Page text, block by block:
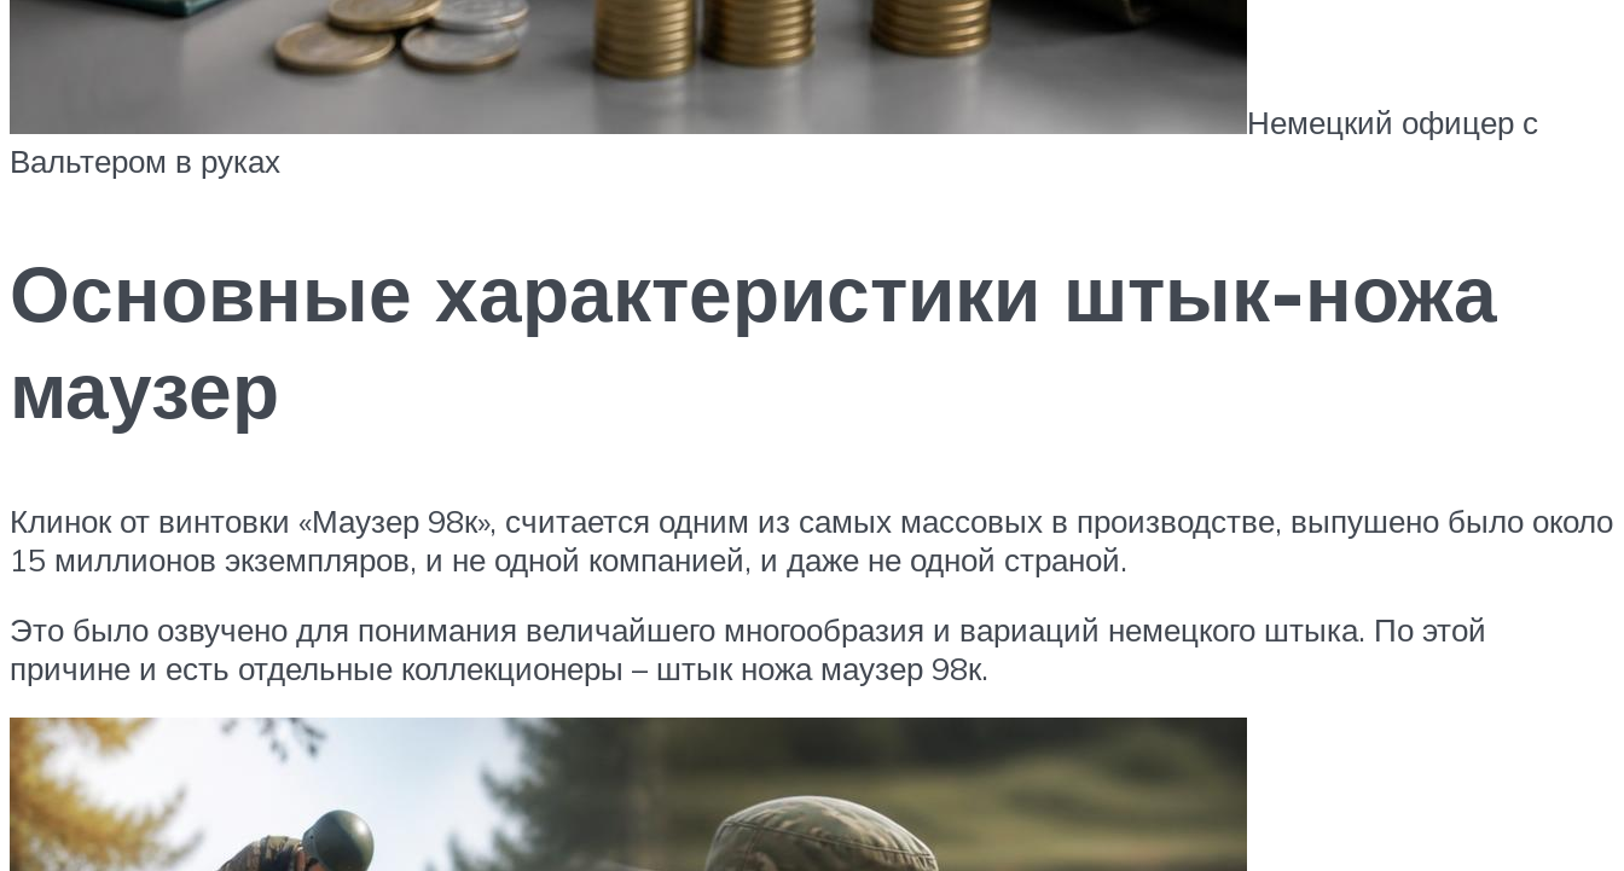
Немецкий офицер с
Вальтером в руках
Основные характеристики штык-ножа
маузер
Клинок от винтовки «Маузер 98к», считается одним из самых массовых в производстве, выпушено было около
15 миллионов экземпляров, и не одной компанией, и даже не одной страной.
Это было озвучено для понимания величайшего многообразия и вариаций немецкого штыка. По этой
причине и есть отдельные коллекционеры – штык ножа маузер 98к.